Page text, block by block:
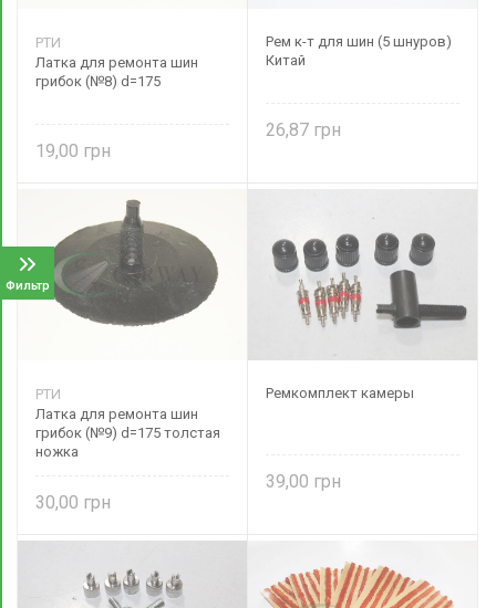
Фильтр
РТИ
Латка для ремонта шин
грибок (№8) d=175
19,00
Рем к-т для шин (5 шнуров)
Китай
26,87
РТИ
Латка для ремонта шин
грибок (№9) d=175 толстая
ножка
30,00
Ремкомплект камеры
39,00